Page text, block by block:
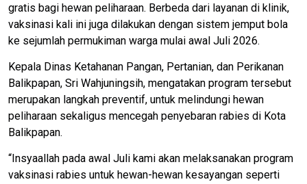
gratis bagi hewan peliharaan. Berbeda dari layanan di klinik,
vaksinasi kali ini juga dilakukan dengan sistem jemput bola
ke sejumlah permukiman warga mulai awal Juli 2026.
Kepala Dinas Ketahanan Pangan, Pertanian, dan Perikanan
Balikpapan, Sri Wahjuningsih, mengatakan program tersebut
merupakan langkah preventif, untuk melindungi hewan
peliharaan sekaligus mencegah penyebaran rabies di Kota
Balikpapan.
“Insyaallah pada awal Juli kami akan melaksanakan program
vaksinasi rabies untuk hewan-hewan kesayangan seperti